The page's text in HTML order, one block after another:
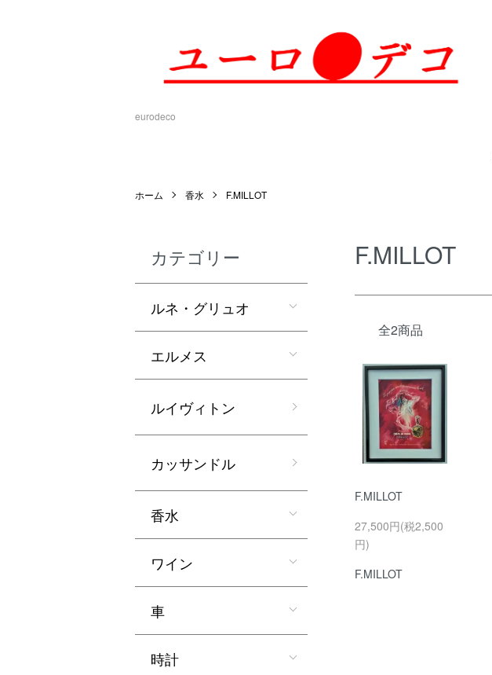
eurodeco
ホーム 香水 F.MILLOT
F.MILLOT
全2商品
F.MILLOT
27,500円(税2,500
円)
F.MILLOT
カテゴリー
ルネ・グリュオ
エルメス
ルイヴィトン
カッサンドル
香水
ワイン
車
時計